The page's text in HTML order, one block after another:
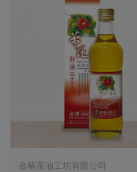
金椿茶油工坊有限公司